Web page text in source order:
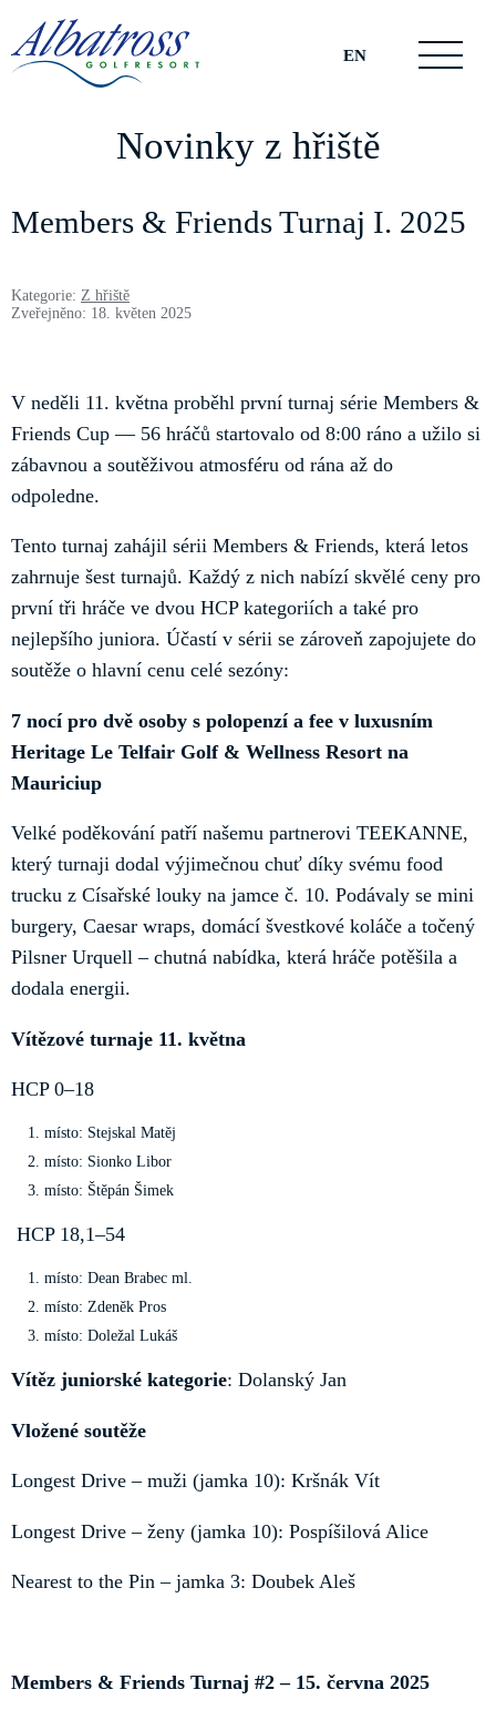
EN
Novinky z hřiště
Members & Friends Turnaj I. 2025
Kategorie: Z hřiště
Zveřejněno: 18. květen 2025
V neděli 11. května proběhl první turnaj série Members &
Friends Cup — 56 hráčů startovalo od 8:00 ráno a užilo si
zábavnou a soutěživou atmosféru od rána až do
odpoledne.
Tento turnaj zahájil sérii Members & Friends, která letos
zahrnuje šest turnajů. Každý z nich nabízí skvělé ceny pro
první tři hráče ve dvou HCP kategoriích a také pro
nejlepšího juniora. Účastí v sérii se zároveň zapojujete do
soutěže o hlavní cenu celé sezóny:
7 nocí pro dvě osoby s polopenzí a fee v luxusním
Heritage Le Telfair Golf & Wellness Resort na
Mauriciup
Velké poděkování patří našemu partnerovi TEEKANNE,
který turnaji dodal výjimečnou chuť díky svému food
trucku z Císařské louky na jamce č. 10. Podávaly se mini
burgery, Caesar wraps, domácí švestkové koláče a točený
Pilsner Urquell – chutná nabídka, která hráče potěšila a
dodala energii.
Vítězové turnaje 11. května
HCP 0–18
místo: Stejskal Matěj
místo: Sionko Libor
místo: Štěpán Šimek
HCP 18,1–54
místo: Dean Brabec ml.
místo: Zdeněk Pros
místo: Doležal Lukáš
Vítěz juniorské kategorie: Dolanský Jan
Vložené soutěže
Longest Drive – muži (jamka 10): Kršnák Vít
Longest Drive – ženy (jamka 10): Pospíšilová Alice
Nearest to the Pin – jamka 3: Doubek Aleš
Members & Friends Turnaj #2 – 15. června 2025